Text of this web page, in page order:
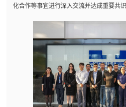
化合作等事宜进行深入交流并达成重要共识